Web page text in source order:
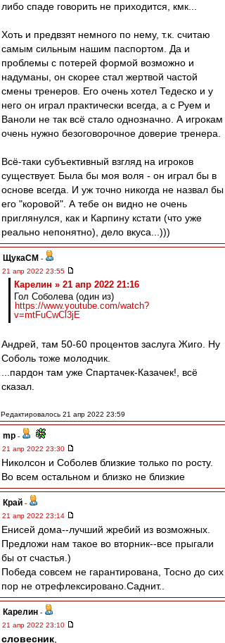
либо спаде говорить не приходится, кмк...
Хоть и предвзят немного по нему, т.к. считаю
самым сильным нашим паспортом. Да и
проблемы с потерей формой возможно и
надуманы, он скорее стал жертвой частой
смены тренеров. Его очень хотел Тедеско и у
него он играл практически всегда, а с Руем и
Ваноли не так всё стало однозначно. А игрокам
очень нужно безоговорочное доверие тренера.
Всё-таки субъективный взгляд на игроков
существует. Была бы моя воля - он играл бы в
основе всегда. И уж точно никогда не назвал бы
его "коровой". А тебе он видно не очень
приглянулся, как и Карпину кстати (что уже
реально непонятно), дело вкуса...)))
ЩукаСМ -
21 апр 2022 23:55
Карелин » 21 апр 2022 21:16
Гол Соболева (один из)
https://www.youtube.com/watch?
v=mtFuCwCl3jE
Андрей, там 50-60 процентов заслуга Жиго. Ну
Соболь тоже молодчик.
...пардон там уже Спартачек-Казачек!, всё
сказал.
Редактировалось 21 апр 2022 23:59
mp -
21 апр 2022 23:30
Николсон и Соболев близкие только по росту.
Во всем остальном и близко не близкие
Край -
21 апр 2022 23:14
Енисей дома--лучший жребий из возможных.
Предложи нам такое во вторник--все прыгали
бы от счастья.)
Победа совсем не гарантирована, Тосно до сих
пор не отрефлексировано.Саднит..
Карелин -
21 апр 2022 23:10
словесник